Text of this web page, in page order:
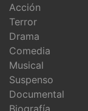
Acción
Terror
Drama
Comedia
Musical
Suspenso
Documental
Biografía